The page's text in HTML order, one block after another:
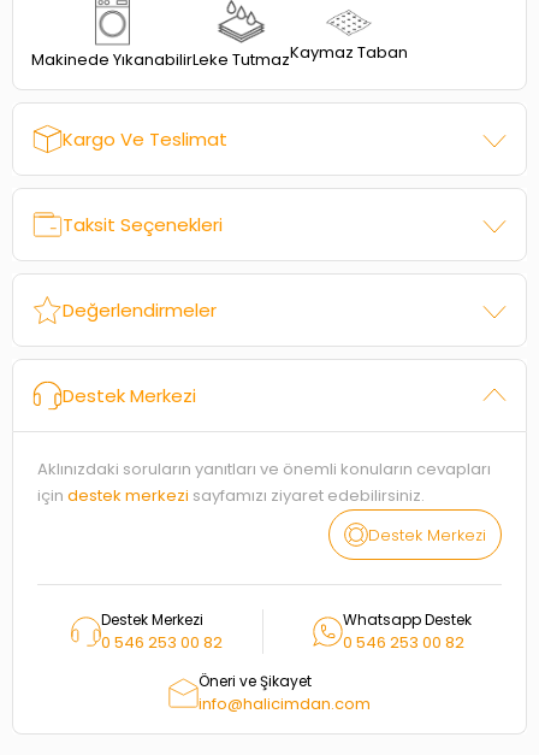
Makinede YıkanabilirLeke TutmazKaymaz Taban
Kargo Ve Teslimat
Taksit Seçenekleri
Değerlendirmeler
Destek Merkezi
Aklınızdaki soruların yanıtları ve önemli konuların cevapları
için destek merkezi sayfamızı ziyaret edebilirsiniz.
Destek Merkezi
Destek Merkezi
0 546 253 00 82
Whatsapp Destek
0 546 253 00 82
Öneri ve Şikayet
info@halicimdan.com